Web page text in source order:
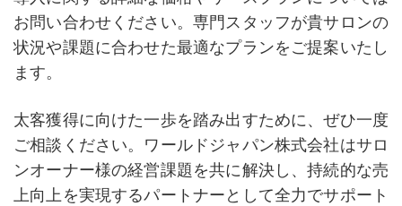
お問い合わせください。専門スタッフが貴サロンの
状況や課題に合わせた最適なプランをご提案いたし
ます。
太客獲得に向けた一歩を踏み出すために、ぜひ一度
ご相談ください。ワールドジャパン株式会社はサロ
ンオーナー様の経営課題を共に解決し、持続的な売
上向上を実現するパートナーとして全力でサポート